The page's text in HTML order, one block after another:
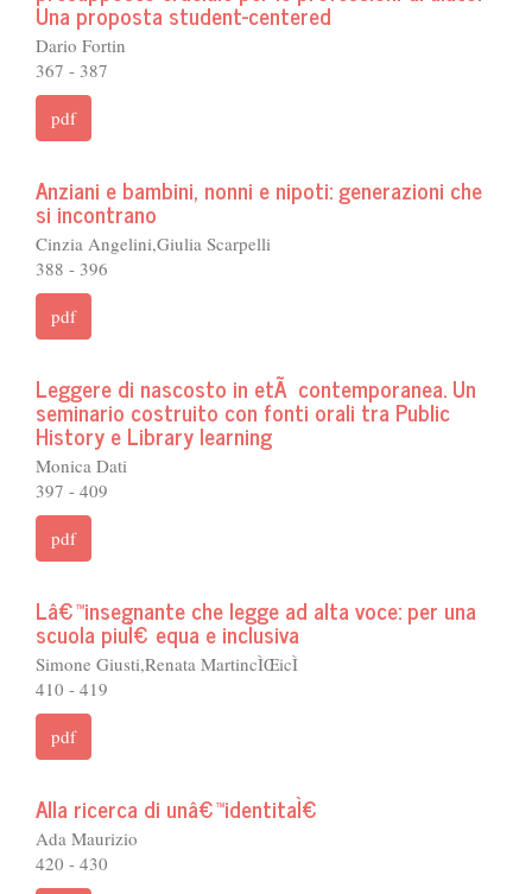
Una proposta student-centered
Dario Fortin
367 - 387
pdf
Anziani e bambini, nonni e nipoti: generazioni che
si incontrano
Cinzia Angelini,Giulia Scarpelli
388 - 396
pdf
Leggere di nascosto in etÃ contemporanea. Un
seminario costruito con fonti orali tra Public
History e Library learning
Monica Dati
397 - 409
pdf
Lâ€™insegnante che legge ad alta voce: per una
scuola piuÌ€ equa e inclusiva
Simone Giusti,Renata MartincÌŒicÌ
410 - 419
pdf
Alla ricerca di unâ€™identitaÌ€
Ada Maurizio
420 - 430